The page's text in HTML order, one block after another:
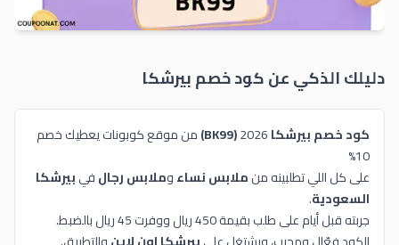
دليلك الذكي عن كود خصمبيرشكا
كود خصم بيرشكا (BK99)
من موقع كوبونات يعطيك خصم
10%
على كل اللي تطلبينه منملابس نساءوملابس رجالفيبيرشكا
السعودية.
جربته قبل أيام على طلب بقيمة 450 ريال ووفرت 45 ريال بالضبط.